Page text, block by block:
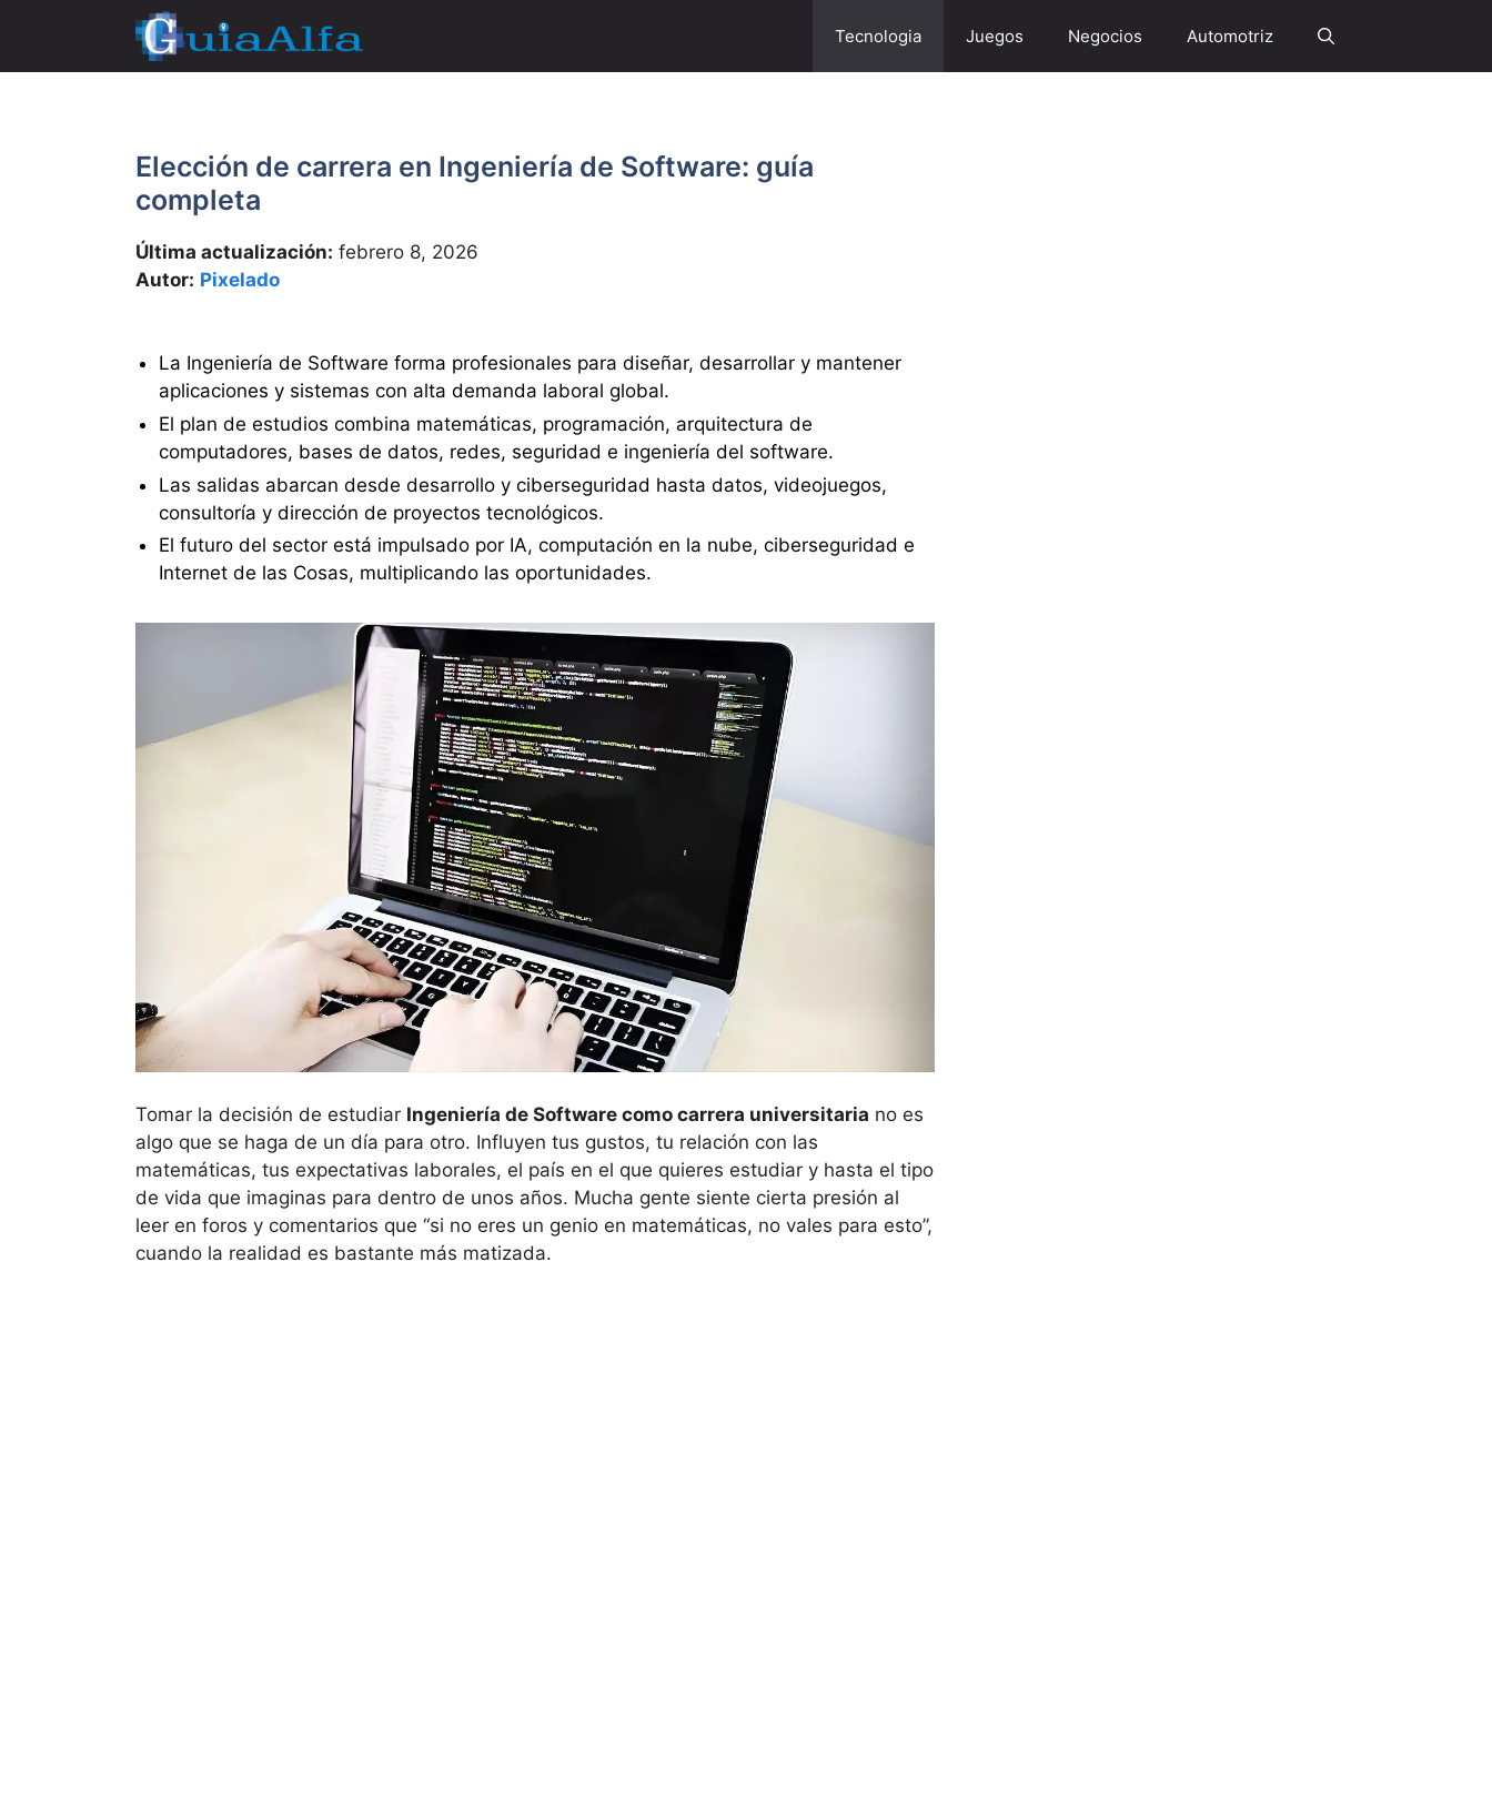
contenido
Tecnologia Juegos Negocios Automotriz
Elección de carrera en Ingeniería de Software: guía
completa
Última actualización: febrero 8, 2026
Autor: Pixelado
La Ingeniería de Software forma profesionales para diseñar, desarrollar y mantener
aplicaciones y sistemas con alta demanda laboral global.
El plan de estudios combina matemáticas, programación, arquitectura de
computadores, bases de datos, redes, seguridad e ingeniería del software.
Las salidas abarcan desde desarrollo y ciberseguridad hasta datos, videojuegos,
consultoría y dirección de proyectos tecnológicos.
El futuro del sector está impulsado por IA, computación en la nube, ciberseguridad e
Internet de las Cosas, multiplicando las oportunidades.
Tomar la decisión de estudiar Ingeniería de Software como carrera universitaria no es
algo que se haga de un día para otro. Influyen tus gustos, tu relación con las
matemáticas, tus expectativas laborales, el país en el que quieres estudiar y hasta el tipo
de vida que imaginas para dentro de unos años. Mucha gente siente cierta presión al
leer en foros y comentarios que “si no eres un genio en matemáticas, no vales para esto”,
cuando la realidad es bastante más matizada.